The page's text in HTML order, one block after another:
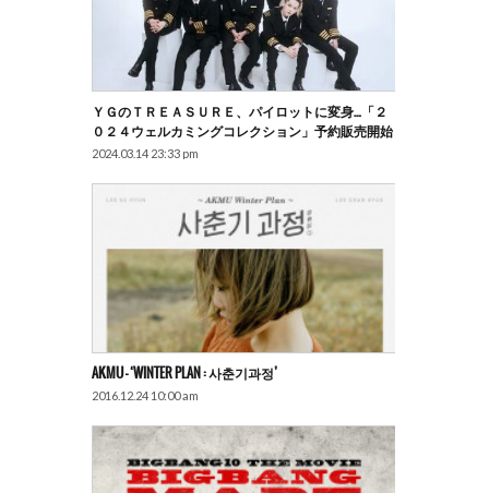
ＹＧのＴＲＥＡＳＵＲＥ、パイロットに変身…「２
０２４ウェルカミングコレクション」予約販売開始
2024.03.14 23:33 pm
AKMU – ‘WINTER PLAN : 사춘기과정’
2016.12.24 10:00 am